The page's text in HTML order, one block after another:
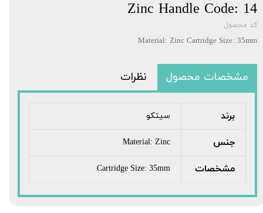
Zinc Handle Code: 14
کد محصول:
Material: Zinc Cartridge Size: 35mm
مشخصات محصول نظرات
برند سیتکو
جنس Material: Zinc
مشخصات Cartridge Size: 35mm